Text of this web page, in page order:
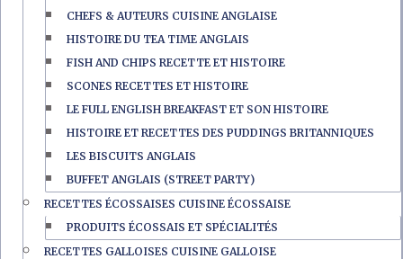
CHEFS & AUTEURS CUISINE ANGLAISE
HISTOIRE DU TEA TIME ANGLAIS
FISH AND CHIPS RECETTE ET HISTOIRE
SCONES RECETTES ET HISTOIRE
LE FULL ENGLISH BREAKFAST ET SON HISTOIRE
HISTOIRE ET RECETTES DES PUDDINGS BRITANNIQUES
LES BISCUITS ANGLAIS
BUFFET ANGLAIS (STREET PARTY)
RECETTES ÉCOSSAISES CUISINE ÉCOSSAISE
PRODUITS ÉCOSSAIS ET SPÉCIALITÉS
RECETTES GALLOISES CUISINE GALLOISE